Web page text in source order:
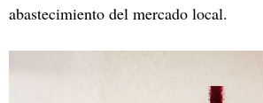
abastecimiento del mercado local.